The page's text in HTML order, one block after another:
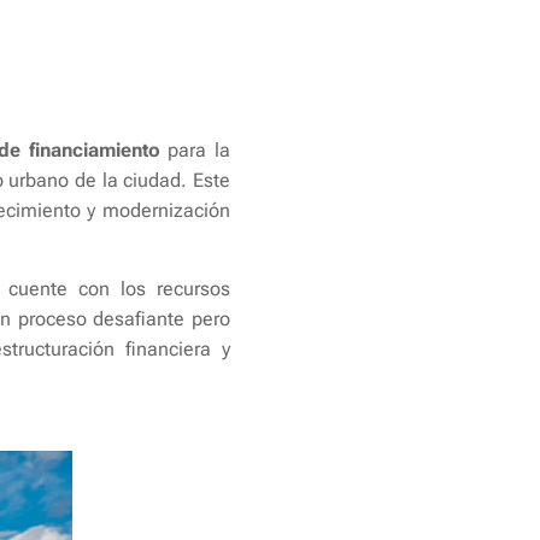
financiamiento para la
de la ciudad. Este
y modernización
con los recursos
proceso desafiante pero
financiera y